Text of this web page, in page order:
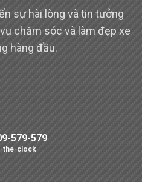
sự hài lòng và tin tưởng
chăm sóc và làm đẹp xe
hàng đầu.
579-579
the-clock